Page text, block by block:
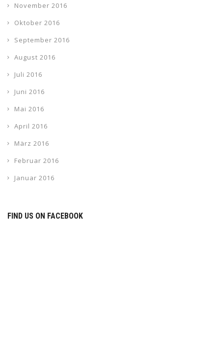
November 2016
Oktober 2016
September 2016
August 2016
Juli 2016
Juni 2016
Mai 2016
April 2016
März 2016
Februar 2016
Januar 2016
FIND US ON FACEBOOK